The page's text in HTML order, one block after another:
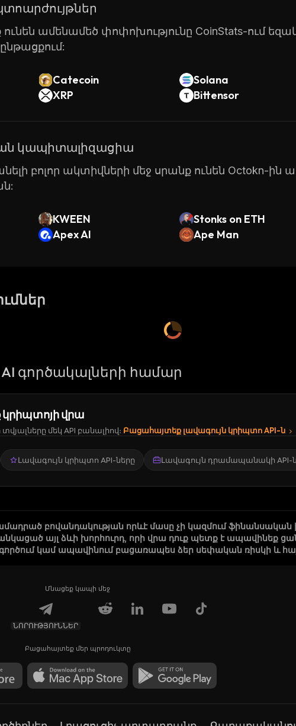
ամենամեծ փոփոխությունը CoinStats-ում
Catecoin Solana
XRP Bittensor
կապիտալիզացիա
բոլոր ակտիվների մեջ սրանք ունեն Octokn-
KWEEN Stonks on ETH
Apex AI Ape Man
գործակալների համար
կրիպտոյի վրա
մեկ API բանալիով։ Բացահայտեք լավագույն կրիպտո API-ն
Լավագույն կրիպտո API-ները Լավագույն դրամապանակի API-
բովանդակության որևէ մասը չի կազմում ֆինանսական
այլ ձևի խորհուրդ, որի վրա դուք պետք է ապավինեք
կամ ապավինում բացառապես ձեր սեփական ռիսկի և
Մնացեք կապի մեջ
ՆՈՐՈՒԹՅՈՒՆՆԵՐ
Բացահայտեք մեր պրոդուկտը